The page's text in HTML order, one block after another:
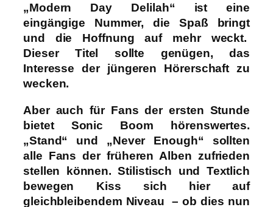
„Modern Day Delilah“ ist eine
eingängige Nummer, die Spaß bringt
und die Hoffnung auf mehr weckt.
Dieser Titel sollte genügen, das
Interesse der jüngeren Hörerschaft zu
wecken.
Aber auch für Fans der ersten Stunde
bietet Sonic Boom hörenswertes.
„Stand“ und „Never Enough“ sollten
alle Fans der früheren Alben zufrieden
stellen können. Stilistisch und Textlich
bewegen Kiss sich hier auf
gleichbleibendem Niveau – ob dies nun